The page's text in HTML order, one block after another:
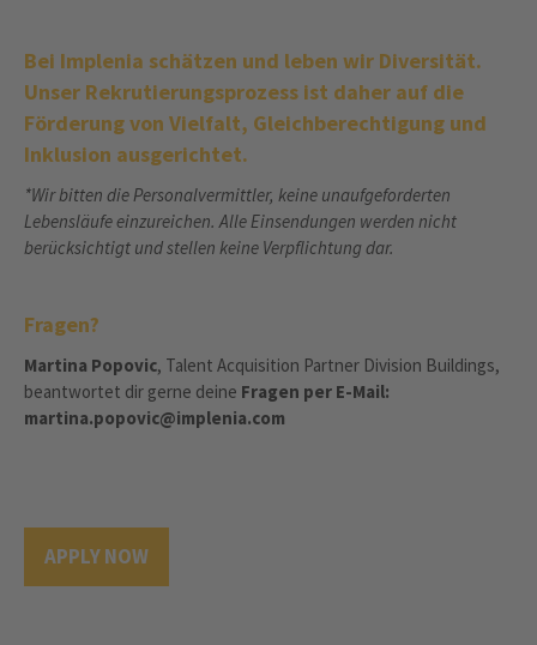
Bei Implenia schätzen und leben wir Diversität.
Unser Rekrutierungsprozess ist daher auf die
Förderung von Vielfalt, Gleichberechtigung und
Inklusion ausgerichtet.
*Wir bitten die Personalvermittler, keine unaufgeforderten
Lebensläufe einzureichen. Alle Einsendungen werden nicht
berücksichtigt und stellen keine Verpflichtung dar.
Fragen?
Martina Popovic, Talent Acquisition Partner Division Buildings,
beantwortet dir gerne deine Fragen per E-Mail:
martina.popovic@implenia.com
APPLY NOW